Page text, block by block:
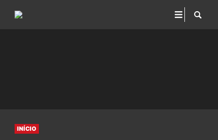
INÍCIO